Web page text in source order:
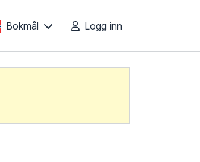
Bokmål Logg inn